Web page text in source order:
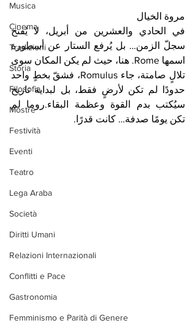
Musica
Cinema
Tradizioni
Storia
Filosofia
Mostre
Festività
Eventi
Teatro
Lega Araba
Società
Diritti Umani
Relazioni Internazionali
Conflitti e Pace
Gastronomia
Femminismo e Parità di Genere
مروة الخيال
في الحادي والعشرين من أبريل، لا يُفتح
سجلّ الزمن… بل يُرفع الستار عن أسطورة
حدودًا لم تكن لأرضٍ فقط، بل لبداية تاريخ
سيُكتب بدم القوة وعظمة البقاء.روما لم
تكن يومًا صدفة… كانت قدرًا.